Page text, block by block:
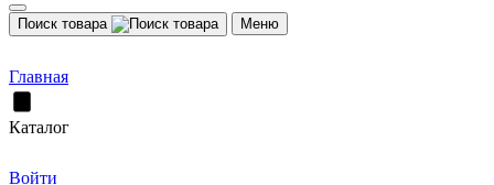
Поиск товара Меню
Главная
Каталог
Войти